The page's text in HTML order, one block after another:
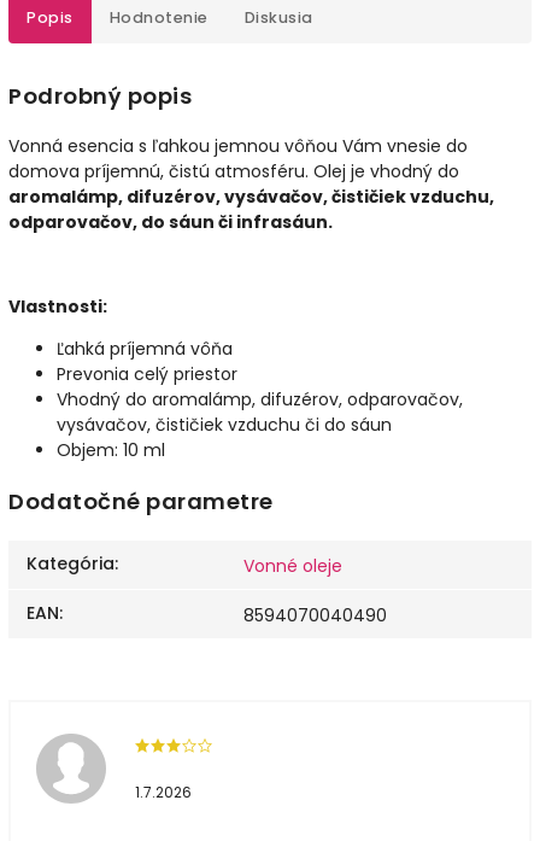
Popis Hodnotenie Diskusia
Podrobný popis
Vonná esencia s ľahkou jemnou vôňou Vám vnesie do
domova príjemnú, čistú atmosféru. Olej je vhodný do
aromalámp, difuzérov, vysávačov, čističiek vzduchu,
odparovačov, do sáun či infrasáun.
Vlastnosti:
Ľahká príjemná vôňa
Prevonia celý priestor
Vhodný do aromalámp, difuzérov, odparovačov,
vysávačov, čističiek vzduchu či do sáun
Objem: 10 ml
Dodatočné parametre
Kategória:
Vonné oleje
EAN: 8594070040490
1.7.2026